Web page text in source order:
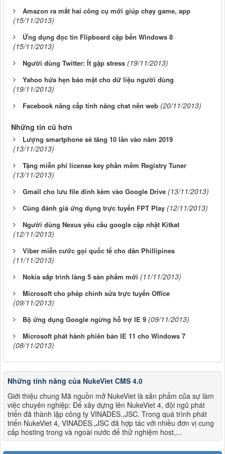
Amazon ra mắt hai công cụ mới giúp chạy game, app
(15/11/2013)
Ứng dụng đọc tin Flipboard cập bến Windows 8
(15/11/2013)
Người dùng Twitter: Ít gặp stress (19/11/2013)
Yahoo hứa hẹn bảo mật cho dữ liệu người dùng
(19/11/2013)
Facebook nâng cấp tính năng chat nền web (20/11/2013)
Những tin cũ hơn
Lượng smartphone sẽ tăng 10 lần vào năm 2019
(13/11/2013)
Tặng miễn phí license key phần mềm Registry Tuner
(13/11/2013)
Gmail cho lưu file đính kèm vào Google Drive (13/11/2013)
Cùng đánh giá ứng dụng trực tuyến FPT Play (12/11/2013)
Người dùng Nexus yêu cầu google cập nhật Kitkat
(12/11/2013)
Viber miễn cước gọi quốc tế cho dân Phillipines
(11/11/2013)
Nokia sắp trình làng 5 sản phẩm mới (11/11/2013)
Microsoft cho phép chỉnh sửa trực tuyến Office
(09/11/2013)
Bộ ứng dụng Google ngừng hỗ trợ IE 9 (09/11/2013)
Microsoft phát hành phiên bản IE 11 cho Windows 7
(08/11/2013)
Những tính năng của NukeViet CMS 4.0
Giới thiệu chung Mã nguồn mở NukeViet là sản phẩm của sự làm
việc chuyên nghiệp: Để xây dựng lên NukeViet 4, đội ngũ phát
triển đã thành lập công ty VINADES.,JSC. Trong quá trình phát
triển NukeViet 4, VINADES.,JSC đã hợp tác với nhiều đơn vị cung
cấp hosting trong và ngoài nước để thử nghiệm host,...